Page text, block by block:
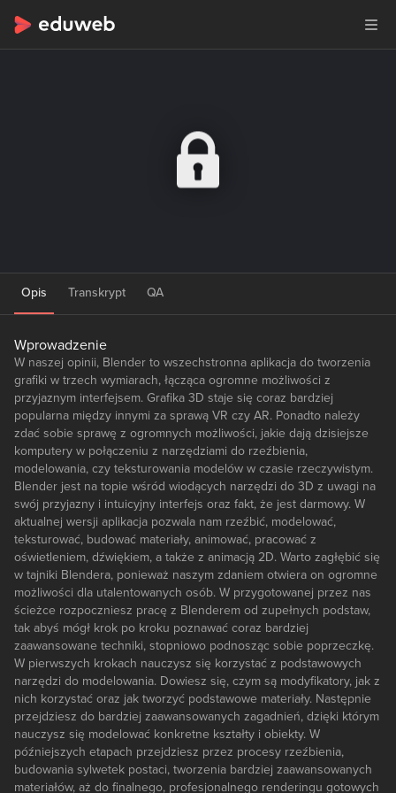
Opis Transkrypt QA
Wprowadzenie
W naszej opinii, Blender to wszechstronna aplikacja do tworzenia
grafiki w trzech wymiarach, łącząca ogromne możliwości z
przyjaznym interfejsem. Grafika 3D staje się coraz bardziej
popularna między innymi za sprawą VR czy AR. Ponadto należy
zdać sobie sprawę z ogromnych możliwości, jakie dają dzisiejsze
komputery w połączeniu z narzędziami do rzeźbienia,
modelowania, czy teksturowania modelów w czasie rzeczywistym.
Blender jest na topie wśród wiodących narzędzi do 3D z uwagi na
swój przyjazny i intuicyjny interfejs oraz fakt, że jest darmowy. W
aktualnej wersji aplikacja pozwala nam rzeźbić, modelować,
teksturować, budować materiały, animować, pracować z
oświetleniem, dźwiękiem, a także z animacją 2D. Warto zagłębić się
w tajniki Blendera, ponieważ naszym zdaniem otwiera on ogromne
możliwości dla utalentowanych osób. W przygotowanej przez nas
ścieżce rozpoczniesz pracę z Blenderem od zupełnych podstaw,
tak abyś mógł krok po kroku poznawać coraz bardziej
zaawansowane techniki, stopniowo podnosząc sobie poprzeczkę.
W pierwszych krokach nauczysz się korzystać z podstawowych
narzędzi do modelowania. Dowiesz się, czym są modyfikatory, jak z
nich korzystać oraz jak tworzyć podstawowe materiały. Następnie
przejdziesz do bardziej zaawansowanych zagadnień, dzięki którym
nauczysz się modelować konkretne kształty i obiekty. W
późniejszych etapach przejdziesz przez procesy rzeźbienia,
budowania sylwetek postaci, tworzenia bardziej zaawansowanych
materiałów, aż do finalnego, profesjonalnego renderingu gotowych